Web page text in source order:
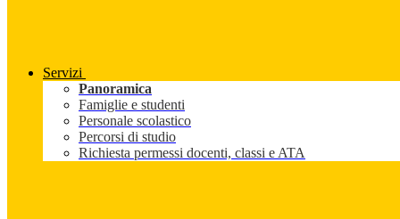
Servizi
Panoramica
Famiglie e studenti
Personale scolastico
Percorsi di studio
Richiesta permessi docenti, classi e ATA